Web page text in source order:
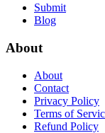
Submit
Blog
About
About
Contact
Privacy Policy
Terms of
Refund Policy